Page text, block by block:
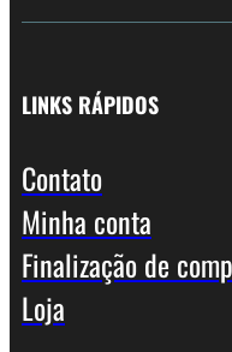
LINKS RÁPIDOS
Contato
Minha conta
Finalização de
Loja